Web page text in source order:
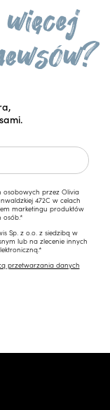
przez Olivia
472C w celach
marketingu produktów
osób.*
Sp. z o.o. z siedzibą w
lub na zlecenie innych
przetwarzania danych